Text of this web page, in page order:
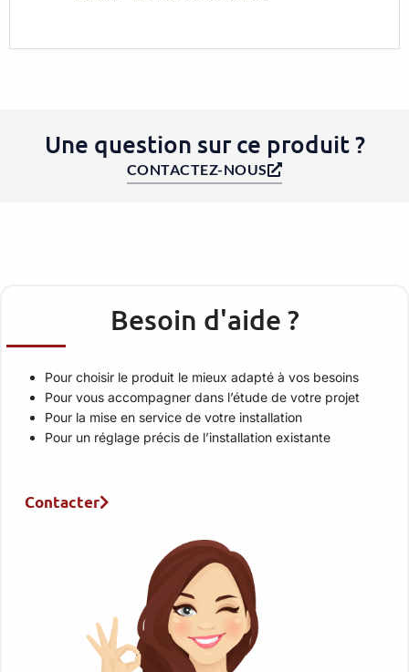
Une question sur ce produit ?
CONTACTEZ-NOUS
Besoin d'aide ?
Pour choisir le produit le mieux adapté à vos besoins
Pour vous accompagner dans l’étude de votre projet
Pour la mise en service de votre installation
Pour un réglage précis de l’installation existante
Contacter